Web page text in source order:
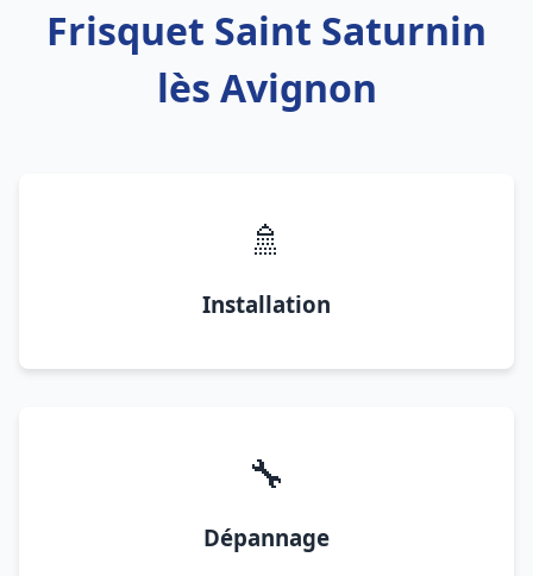
Frisquet Saint Saturnin
lès Avignon
🚿
Installation
🔧
Dépannage